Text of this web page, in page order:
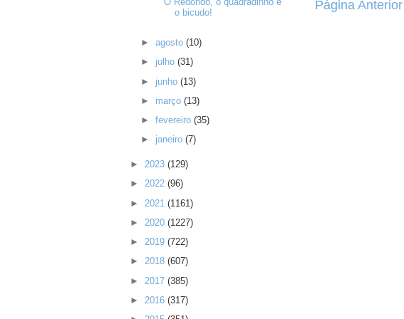
Página Anterior
o bicudo!
►agosto(10)
► julho(31)
► junho(13)
► março(13)
►fevereiro(35)
► janeiro(7)
► 2023 (129)
► 2022 (96)
► 2021 (1161)
► 2020 (1227)
► 2019 (722)
► 2018 (607)
► 2017 (385)
► 2016 (317)